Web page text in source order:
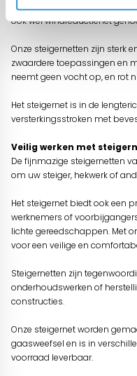
een windreductie van 90%
ook wel windreductienet
Onze steigernetten zijn sterk
zwaardere toepassingen en
neemt geen vocht op, en rot
Het steigernet is in de
versterkingsstroken met
Veilig werken met
De fijnmazige steigernetten
om uw steiger, hekwerk of
Het steigernet biedt ook een
werknemers of
lichte gereedschappen. Met
voor een veilige en
Steigernetten zijn
onderhoudswerken of
constructies.
Onze steigernet worden
gaasweefsel en is in
voorraad leverbaar.